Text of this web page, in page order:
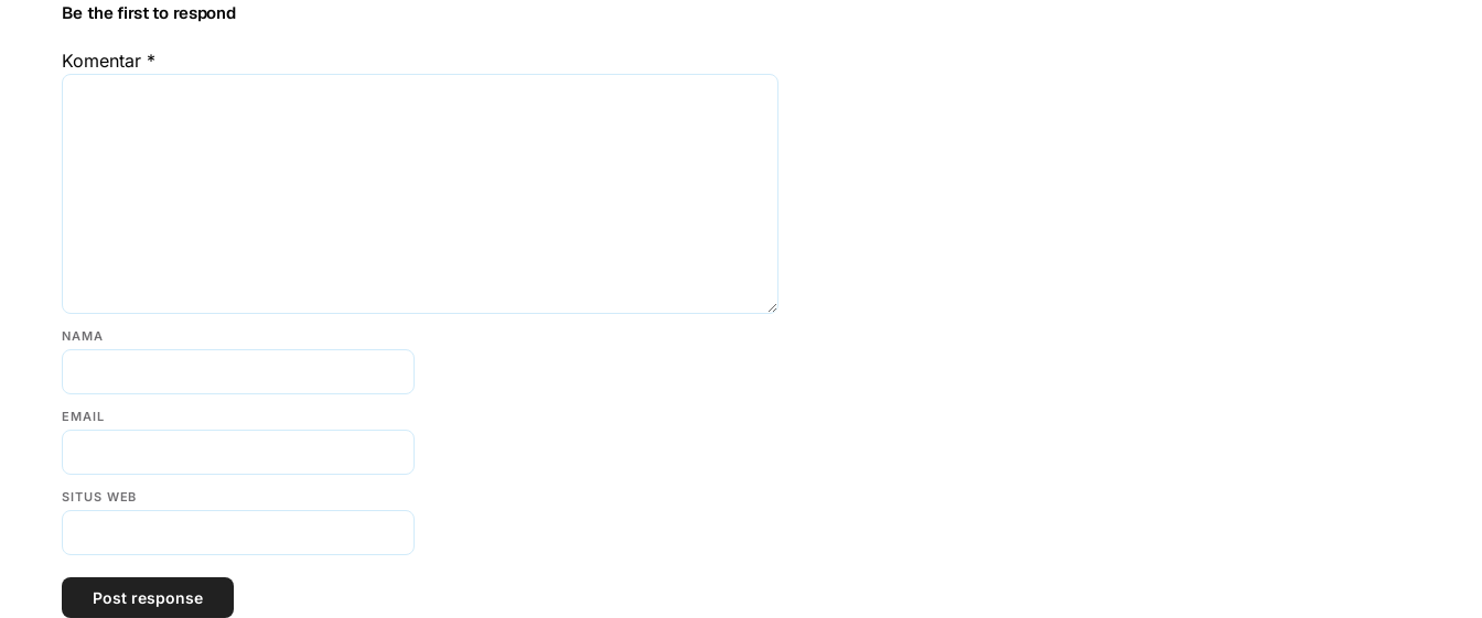
Be the first to respond
Komentar *
NAMA
EMAIL
SITUS WEB